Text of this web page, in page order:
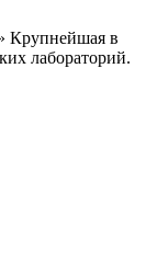
Крупнейшая в
лабораторий.